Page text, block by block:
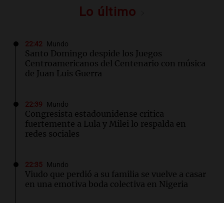
Lo último
22:42 Mundo
Santo Domingo despide los Juegos
Centroamericanos del Centenario con música
de Juan Luis Guerra
22:39 Mundo
Congresista estadounidense critica
fuertemente a Lula y Milei lo respalda en
redes sociales
22:35 Mundo
Viudo que perdió a su familia se vuelve a casar
en una emotiva boda colectiva en Nigeria